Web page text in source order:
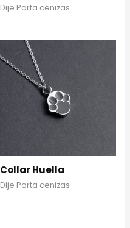
Dije Porta cenizas
Collar Huella
Dije Porta cenizas